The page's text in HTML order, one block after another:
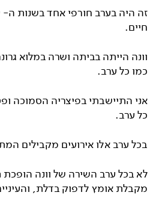
חיים.
וונה הייתה בביתה ושרה במלוא
כמו כל ערב.
אני התיישבתי בפיצריה הסמוכה
כל ערב.
בכל ערב אלו אירועים מקבילים
לא בכל ערב השירה של וונה
מקבלת אומץ לדפוק בדלת,